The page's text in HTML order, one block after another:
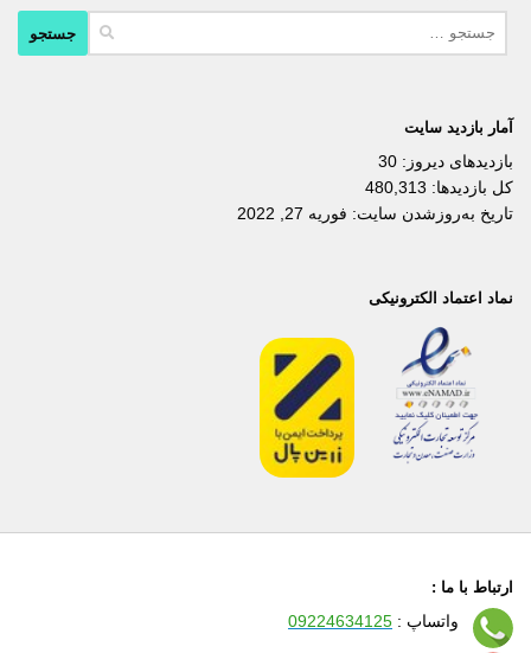
آمار بازدید سایت
بازدیدهای دیروز: 30
کل بازدیدها: 480,313
تاریخ به‌روزشدن سایت: فوریه 27, 2022
نماد اعتماد الکترونیکی
ارتباط با ما :
واتساپ : 09224634125